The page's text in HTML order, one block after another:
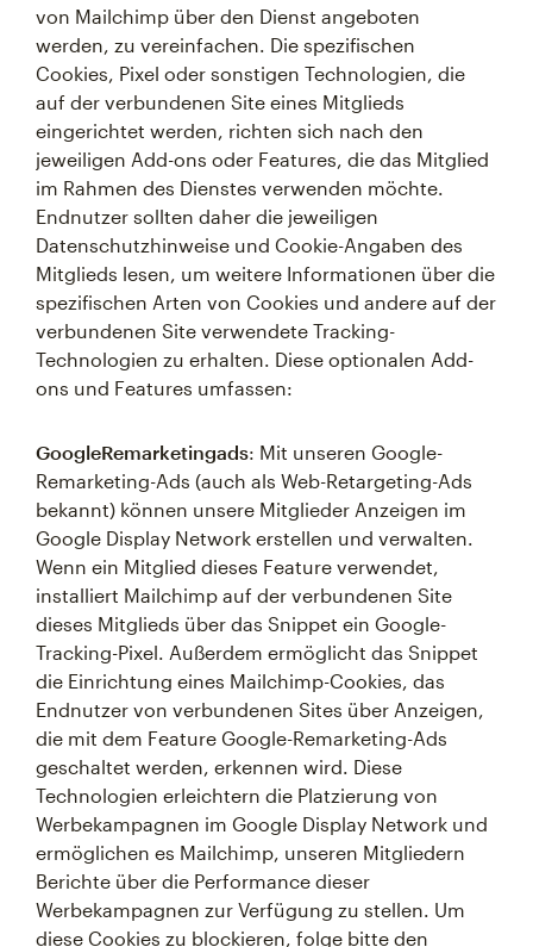
von Mailchimp über den Dienst angeboten
werden, zu vereinfachen. Die spezifischen
Cookies, Pixel oder sonstigen Technologien, die
auf der verbundenen Site eines Mitglieds
eingerichtet werden, richten sich nach den
jeweiligen Add-ons oder Features, die das Mitglied
im Rahmen des Dienstes verwenden möchte.
Endnutzer sollten daher die jeweiligen
Datenschutzhinweise und Cookie-Angaben des
Mitglieds lesen, um weitere Informationen über die
spezifischen Arten von Cookies und andere auf der
verbundenen Site verwendete Tracking-
Technologien zu erhalten. Diese optionalen Add-
ons und Features umfassen:
GoogleRemarketingads: Mit unseren Google-
Remarketing-Ads (auch als Web-Retargeting-Ads
bekannt) können unsere Mitglieder Anzeigen im
Google Display Network erstellen und verwalten.
Wenn ein Mitglied dieses Feature verwendet,
installiert Mailchimp auf der verbundenen Site
dieses Mitglieds über das Snippet ein Google-
Tracking-Pixel. Außerdem ermöglicht das Snippet
die Einrichtung eines Mailchimp-Cookies, das
Endnutzer von verbundenen Sites über Anzeigen,
die mit dem Feature Google-Remarketing-Ads
geschaltet werden, erkennen wird. Diese
Technologien erleichtern die Platzierung von
Werbekampagnen im Google Display Network und
ermöglichen es Mailchimp, unseren Mitgliedern
Berichte über die Performance dieser
Werbekampagnen zur Verfügung zu stellen. Um
diese Cookies zu blockieren, folge bitte den